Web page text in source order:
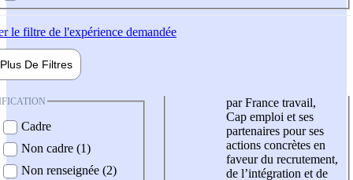
le filtre de l'expérience demandée
Plus De Filtres
Cadre
Non cadre (1)
Non renseignée (2)
par France travail,
Cap emploi et ses
partenaires pour ses
actions concrètes en
faveur du recrutement,
de l’intégration et de